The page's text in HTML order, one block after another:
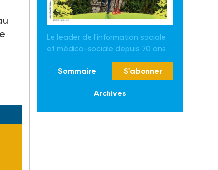
Le leader de l'information sociale
et médico-sociale depuis 70 ans
Sommaire S'abonner
Archives